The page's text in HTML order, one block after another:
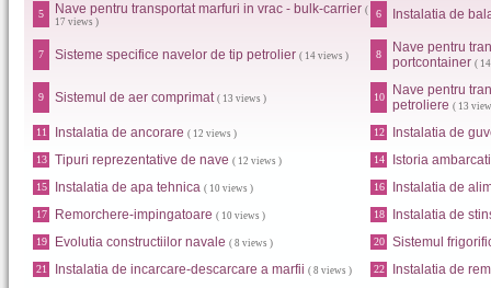
5 Nave pentru transportat marfuri in vrac - bulk-carrier (
17 views )
6 Instalatia de
7 Sisteme specifice navelor de tip petrolier ( 14 views ) 8
Nave pentru
portcontainer (
9 Sistemul de aer comprimat ( 13 views ) 10
Nave pentru
petroliere ( 13
11 Instalatia de ancorare ( 12 views ) 12 Instalatia de
13 Tipuri reprezentative de nave ( 12 views ) 14 Istoria
15 Instalatia de apa tehnica ( 10 views ) 16 Instalatia de
17 Remorchere-impingatoare ( 10 views ) 18 Instalatia de
19 Evolutia constructiilor navale ( 8 views ) 20 Sistemul
21 Instalatia de incarcare-descarcare a marfii ( 8 views ) 22 Instalatia de